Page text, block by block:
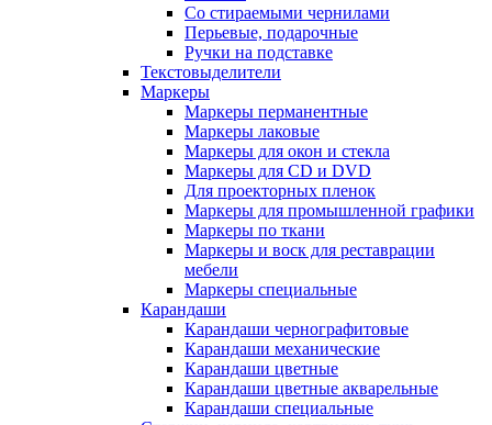
Со стираемыми чернилами
Перьевые, подарочные
Ручки на подставке
Текстовыделители
Маркеры
Маркеры перманентные
Маркеры лаковые
Маркеры для окон и стекла
Маркеры для CD и DVD
Для проекторных пленок
Маркеры для промышленной графики
Маркеры по ткани
Маркеры и воск для реставрации
мебели
Маркеры специальные
Карандаши
Карандаши чернографитовые
Карандаши механические
Карандаши цветные
Карандаши цветные акварельные
Карандаши специальные